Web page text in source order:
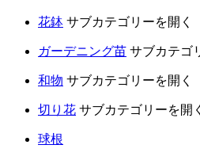
花鉢 サブカテゴリーを開く
ガーデニング苗 サブカテゴ
和物 サブカテゴリーを開く
切り花 サブカテゴリーを開く
球根